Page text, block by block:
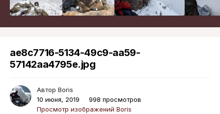
ae8c7716-5134-49c9-aa59-
57142aa4795e.jpg
Автор Boris
10 июня, 2019
998 просмотров
Просмотр изображений Boris